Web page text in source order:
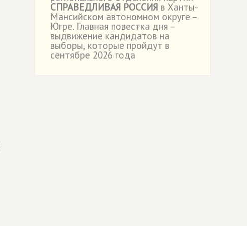
СПРАВЕДЛИВАЯ РОССИЯ в Ханты-
Мансийском автономном округе –
Югре. Главная повестка дня –
выдвижение кандидатов на
выборы, которые пройдут в
сентябре 2026 года